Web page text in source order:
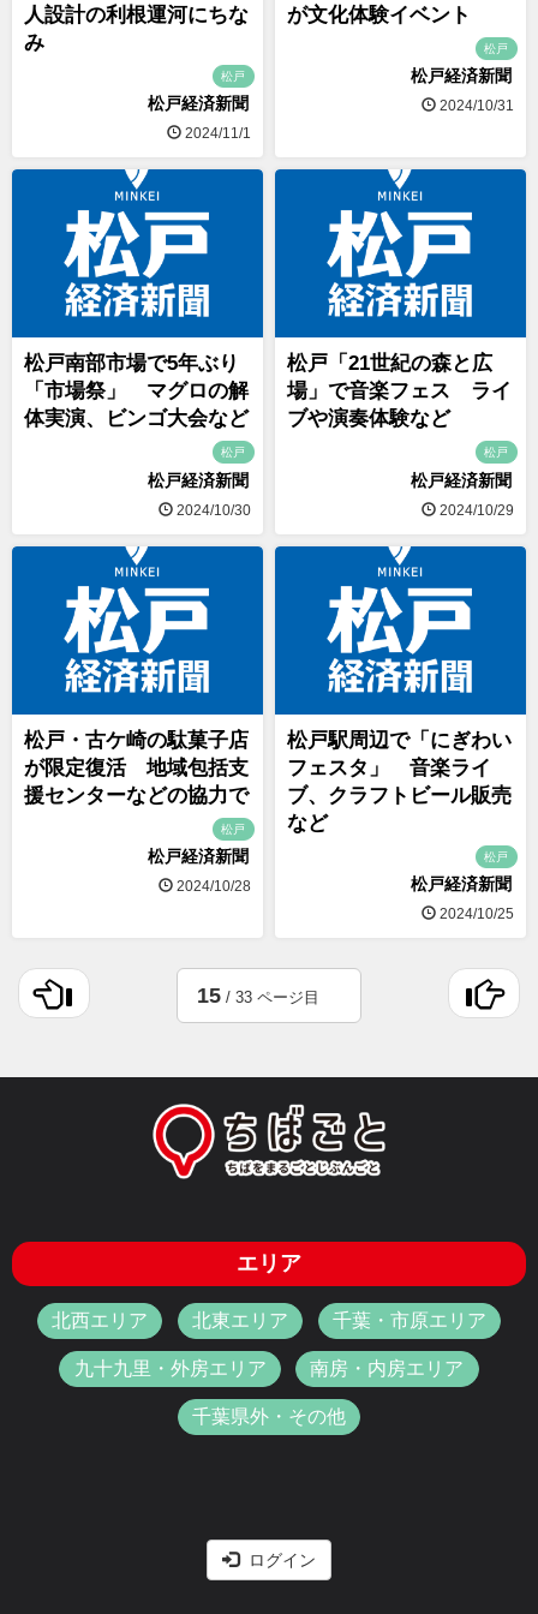
人設計の利根運河にちな
み
松戸
松戸経済新聞
2024/11/1
が文化体験イベント
松戸
松戸経済新聞
2024/10/31
松戸南部市場で5年ぶり
「市場祭」 マグロの解
体実演、ビンゴ大会など
松戸
松戸経済新聞
2024/10/30
松戸「21世紀の森と広
場」で音楽フェス ライ
ブや演奏体験など
松戸
松戸経済新聞
2024/10/29
松戸・古ケ崎の駄菓子店
が限定復活 地域包括支
援センターなどの協力で
松戸
松戸経済新聞
2024/10/28
松戸駅周辺で「にぎわい
フェスタ」 音楽ライ
ブ、クラフトビール販売
など
松戸
松戸経済新聞
2024/10/25
15 / 33 ページ目
エリア
北西エリア 北東エリア 千葉・市原エリア
九十九里・外房エリア 南房・内房エリア
千葉県外・その他
ログイン